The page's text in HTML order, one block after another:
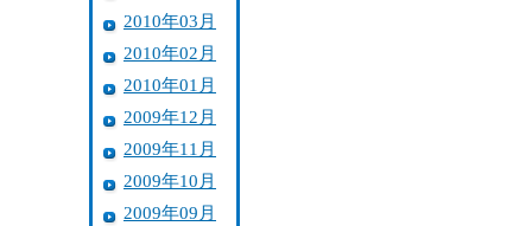
2010年03月
2010年02月
2010年01月
2009年12月
2009年11月
2009年10月
2009年09月